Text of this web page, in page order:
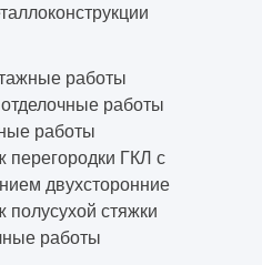
работы
работы
работы
перегородки ГКЛ с
двухсторонние
полусухой стяжки
работы